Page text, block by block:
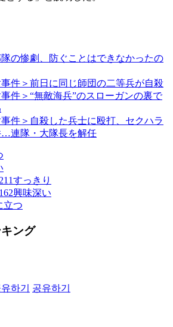
隊の惨劇、防ぐことはできなかったの
件＞前日に同じ師団の二等兵が自殺
件＞“無敵海兵”のスローガンの裏で
件＞自殺した兵士に殴打、セクハラ
連隊・大隊長を解任
すっきり
興味深い
立つ
ング
하기 공유하기